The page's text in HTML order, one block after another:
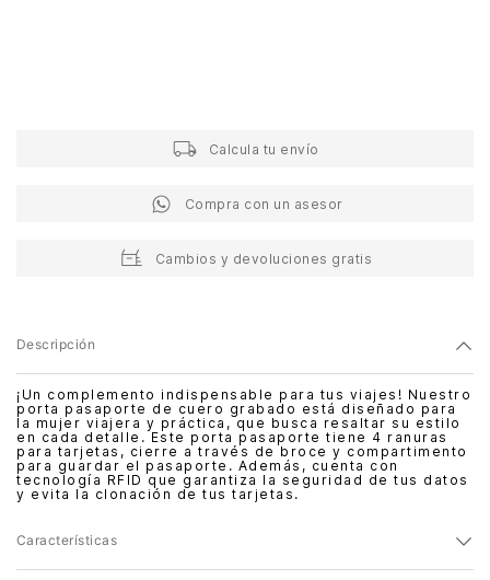
Calcula tu envío
Compra con un asesor
Cambios y devoluciones gratis
Descripción
¡Un complemento indispensable para tus viajes! Nuestro
porta pasaporte de cuero grabado está diseñado para
la mujer viajera y práctica, que busca resaltar su estilo
en cada detalle. Este porta pasaporte tiene 4 ranuras
para tarjetas, cierre a través de broce y compartimento
para guardar el pasaporte. Además, cuenta con
tecnología RFID que garantiza la seguridad de tus datos
y evita la clonación de tus tarjetas.
Características